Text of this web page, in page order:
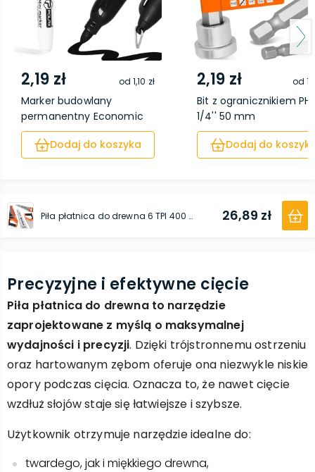
2,19 zł od1,10 zł
Marker budowlany
permanentny Economic
cz...
Dodaj do koszyka
2,19 zł od
Bit z ogranicznikiem
1/4'' 50 mm
Dodaj do
Piła płatnica do drewna 6 TPI 400 mm 26,89 zł
Precyzyjne i efektywne cięcie
Piła płatnica do drewna to narzędzie
zaprojektowane z myślą o maksymalnej
wydajności i precyzji. Dzięki trójstronnemu ostrzeniu
oraz hartowanym zębom oferuje ona niezwykle niskie
opory podczas cięcia. Oznacza to, że nawet cięcie
wzdłuż słojów staje się łatwiejsze i szybsze.
Użytkownik otrzymuje narzędzie idealne do:
twardego, jak i miękkiego drewna,